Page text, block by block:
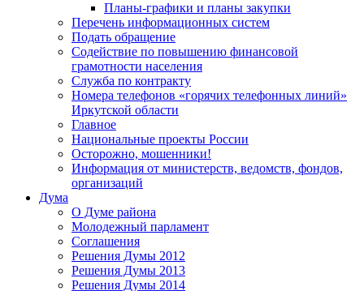
Планы-графики и планы закупки
Перечень информационных систем
Подать обращение
Содействие по повышению финансовой
грамотности населения
Служба по контракту
Номера телефонов «горячих телефонных линий»
Иркутской области
Главное
Национальные проекты России
Осторожно, мошенники!
Информация от министерств, ведомств, фондов,
организаций
Дума
О Думе района
Молодежный парламент
Соглашения
Решения Думы 2012
Решения Думы 2013
Решения Думы 2014